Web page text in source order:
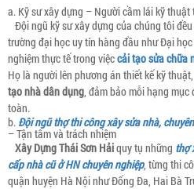
a. Kỹ sư xây dựng – Người cầm lái kỹ
Đội ngũ kỹ sư xây dựng của chúng tôi
trường đại học uy tín hàng đầu như Đại
nghiệm thực tế trong việccải tạo sửa chữa
Họ là người lên phương án thiết kế kỹ
tạo nhà dân dụng, đảm bảo mỗi hạng mục
toàn.
b. Đội ngũ thợ thi công xây sửa nhà,
– Tận tâm và trách nhiệm
Xây Dựng Thái Sơn Hảiquy tụ những thợ
cấp nhà cũ ở HN chuyên nghiệp, từng thi
quận huyện Hà Nội như Đống Đa, Hai Bà